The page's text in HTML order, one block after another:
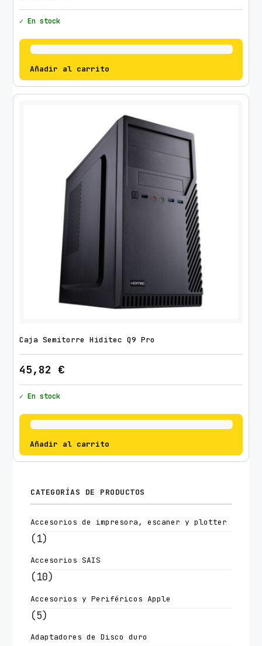
✓ En stock
Añadir al carrito
Caja Semitorre Hiditec Q9 Pro
45,82 €
✓ En stock
Añadir al carrito
CATEGORÍAS DE PRODUCTOS
Accesorios de impresora, escaner y plotter
(1)
Accesorios SAIS
(10)
Accesorios y Periféricos Apple
(5)
Adaptadores de Disco duro